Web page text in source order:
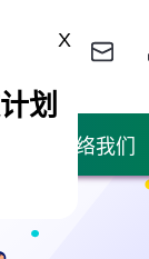
X
划
联络我们